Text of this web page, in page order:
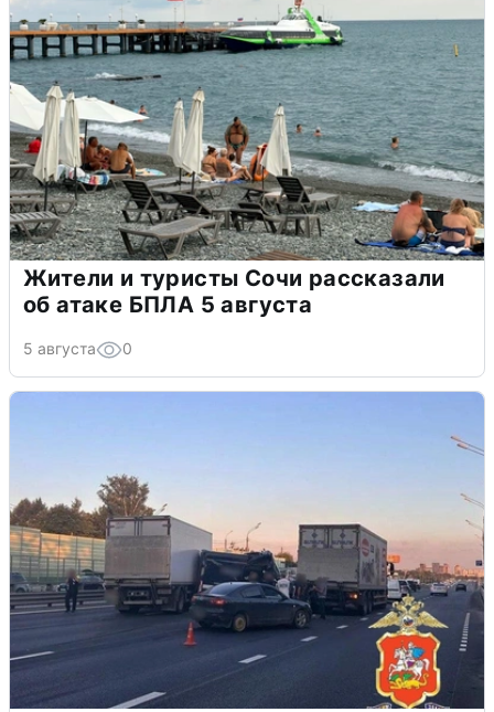
Жители и туристы Сочи рассказали
об атаке БПЛА 5 августа
5 августа 0